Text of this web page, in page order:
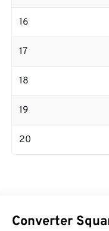
16
17
18
19
20
Converter